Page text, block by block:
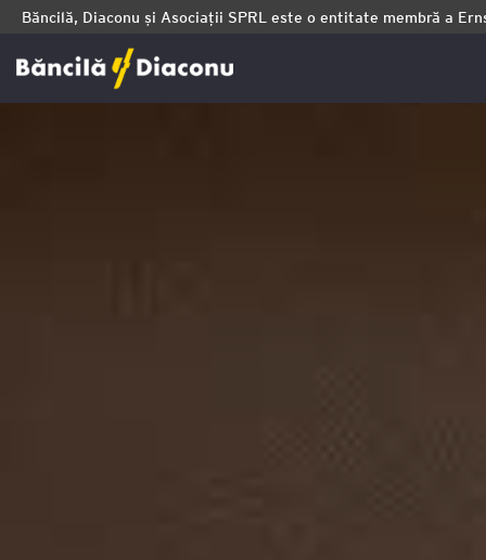
Băncilă, Diaconu și Asociații SPRL este o entitate membră a